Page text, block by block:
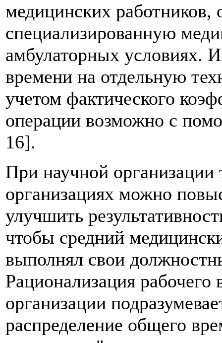
медицинских
специализированную
амбулаторных условиях.
времени на отдельную
учетом фактического
операции возможно с
16].
При научной организации
организациях можно
улучшить
чтобы средний
выполнял свои
Рационализация
организации
распределение общего